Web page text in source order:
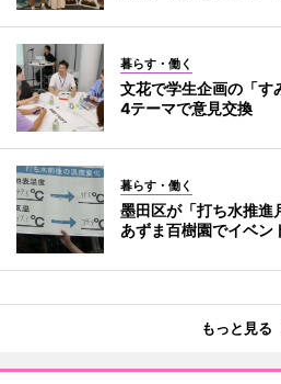
暮らす・働く
文花で学生企画の「
4テーマで意見交換
暮らす・働く
墨田区が「打ち水推進
あずま百樹園でイベン
もっと見る